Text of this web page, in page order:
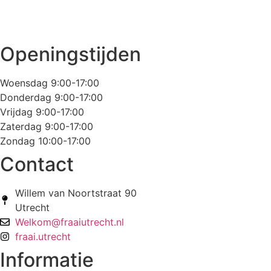
Openingstijden
Woensdag 9:00-17:00
Donderdag 9:00-17:00
Vrijdag 9:00-17:00
Zaterdag 9:00-17:00
Zondag 10:00-17:00
Contact
Willem van Noortstraat 90
Utrecht
Welkom@fraaiutrecht.nl
fraai.utrecht
Informatie